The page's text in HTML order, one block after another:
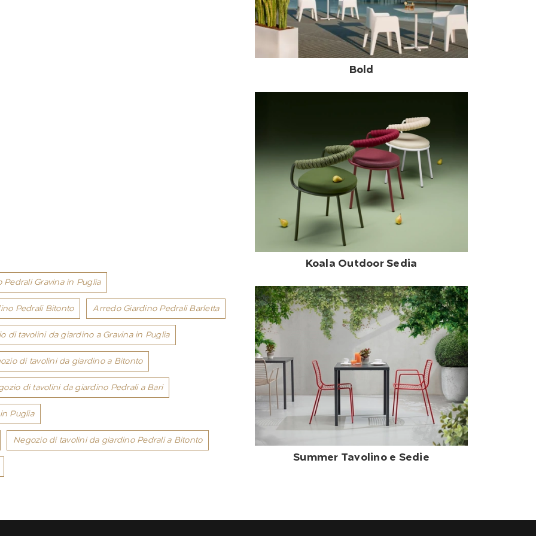
Pedrali Gravina in Puglia
Pedrali Bitonto Arredo Giardino Pedrali Barletta
di tavolini da giardino a Gravina in Puglia
di tavolini da giardino a Bitonto
di tavolini da giardino Pedrali a Bari
Puglia
Negozio di tavolini da giardino Pedrali a Bitonto
Bold
Koala Outdoor Sedia
Summer Tavolino e Sedie